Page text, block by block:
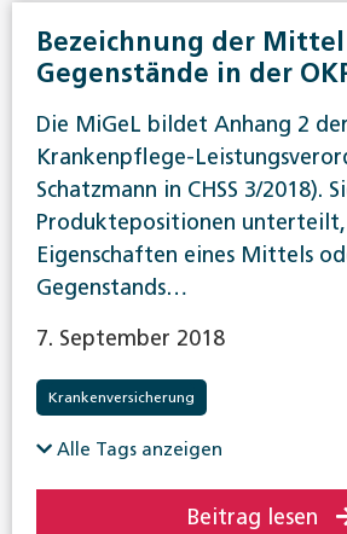
Bezeichnung der
Gegenstände in der
Die MiGeL bildet Anhang 2 der
Krankenpflege-
Schatzmann in CHSS 3/2018).
Produktepositionen
Eigenschaften eines Mittels
Gegenstands…
7. September 2018
Krankenversicherung
Alle Tags anzeigen
Beitrag lesen